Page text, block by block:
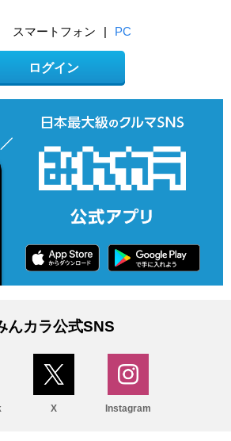
スマートフォン | PC
ログイン
んカラ公式SNS
X Instagram